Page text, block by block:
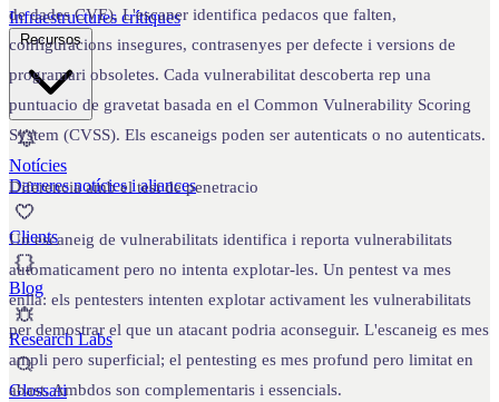
Infraestructures crítiques
Recursos
Notícies
Darreres notícies i aliances
Clients
Blog
Research Labs
Glossari
de dades CVE). L'escaner identifica pedacos que falten,
configuracions insegures, contrasenyes per defecte i versions de
programari obsoletes. Cada vulnerabilitat descoberta rep una
puntuacio de gravetat basada en el Common Vulnerability Scoring
System (CVSS). Els escaneigs poden ser autenticats o no autenticats.
Diferencia amb el test de penetracio
Un escaneig de vulnerabilitats identifica i reporta vulnerabilitats
automaticament pero no intenta explotar-les. Un pentest va mes
enlla: els pentesters intenten explotar activament les vulnerabilitats
per demostrar el que un atacant podria aconseguir. L'escaneig es mes
ampli pero superficial; el pentesting es mes profund pero limitat en
abast. Ambdos son complementaris i essencials.